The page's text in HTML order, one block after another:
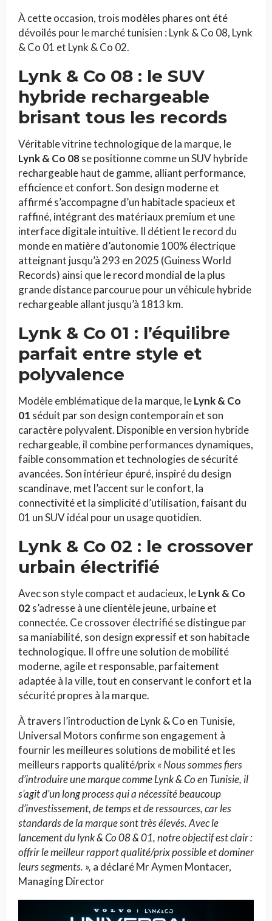
À cette occasion, trois modèles phares ont été
dévoilés pour le marché tunisien : Lynk & Co 08, Lynk
& Co 01 et Lynk & Co 02.
Lynk & Co 08 : le SUV
hybride rechargeable
brisant tous les records
Véritable vitrine technologique de la marque, le
Lynk & Co 08se positionne comme un SUV hybride
rechargeable haut de gamme, alliant performance,
efficience et confort. Son design moderne et
affirmé s’accompagne d’un habitacle spacieux et
raffiné, intégrant des matériaux premium et une
interface digitale intuitive. Il détient le record du
monde en matière d’autonomie 100% électrique
atteignant jusqu’à 293 en 2025 (Guiness World
Records) ainsi que le record mondial de la plus
grande distance parcourue pour un véhicule hybride
rechargeable allant jusqu’à 1813 km.
Lynk & Co 01 : l’équilibre
parfait entre style et
polyvalence
Modèle emblématique de la marque, leLynk & Co
01 séduit par son design contemporain et son
caractère polyvalent. Disponible en version hybride
rechargeable, il combine performances dynamiques,
faible consommation et technologies de sécurité
avancées. Son intérieur épuré, inspiré du design
scandinave, met l’accent sur le confort, la
connectivité et la simplicité d’utilisation, faisant du
01 un SUV idéal pour un usage quotidien.
Lynk & Co 02 : le crossover
urbain électrifié
Avec son style compact et audacieux, leLynk & Co
02s’adresse à une clientèle jeune, urbaine et
connectée. Ce crossover électrifié se distingue par
sa maniabilité, son design expressif et son habitacle
technologique. Il offre une solution de mobilité
moderne, agile et responsable, parfaitement
adaptée à la ville, tout en conservant le confort et la
sécurité propres à la marque.
À travers l’introduction de Lynk & Co en Tunisie,
Universal Motors confirme son engagement à
fournir les meilleures solutions de mobilité et les
meilleurs rapports qualité/prix « Nous sommes fiers
d’introduire une marque comme Lynk & Co en Tunisie, il
s’agit d’un long process qui a nécessité beaucoup
d’investissement, de temps et de ressources, car les
standards de la marque sont très élevés. Avec le
lancement du lynk & Co 08 & 01, notre objectif est clair:
offrir le meilleur rapport qualité/prix possible et dominer
leurs segments. », a déclaré Mr Aymen Montacer,
Managing Director